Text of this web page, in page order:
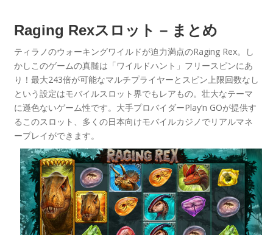
Raging Rexスロット – まとめ
ティラノのウォーキングワイルドが迫力満点のRaging Rex。し
かしこのゲームの真髄は「ワイルドハント」フリースピンにあ
り！最大243倍が可能なマルチプライヤーとスピン上限回数なし
という設定はモバイルスロット界でもレアもの。壮大なテーマ
に遜色ないゲーム性です。大手プロバイダーPlay’n GOが提供す
るこのスロット、多くの日本向けモバイルカジノでリアルマネ
ープレイができます。